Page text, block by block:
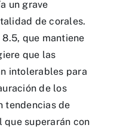
un grave
de corales.
que mantiene
que las
intolerables para
de los
tendencias de
superarán con